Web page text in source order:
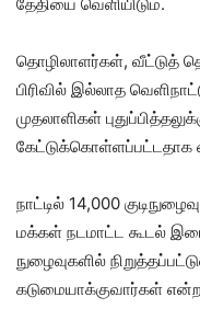
தொழிலாளர்கள், வீட்டுத்
பிரிவில் இல்லாத
முதலாளிகள்
கேட்டுக்கொள்ளப்பட்டதாக
நாட்டில் 14,000
மக்கள் நடமாட்ட கூடல்
நுழைவுகளில்
கடுமையாக்குவார்கள்